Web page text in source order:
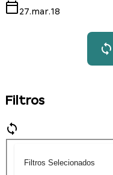
27.mar.18
Filtros
Filtros Selecionados